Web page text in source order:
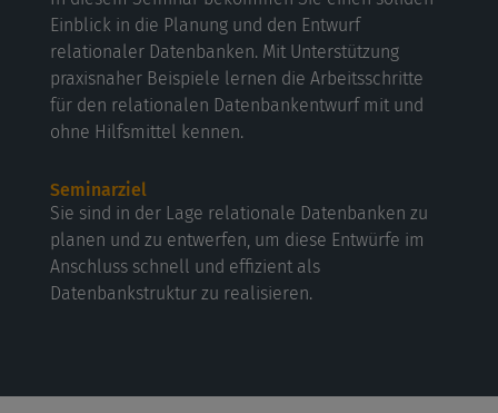
Einblick in die Planung und den Entwurf
relationaler Datenbanken. Mit Unterstützung
praxisnaher Beispiele lernen die Arbeitsschritte
für den relationalen Datenbankentwurf mit und
ohne Hilfsmittel kennen.
Seminarziel
Sie sind in der Lage relationale Datenbanken zu
planen und zu entwerfen, um diese Entwürfe im
Anschluss schnell und effizient als
Datenbankstruktur zu realisieren.